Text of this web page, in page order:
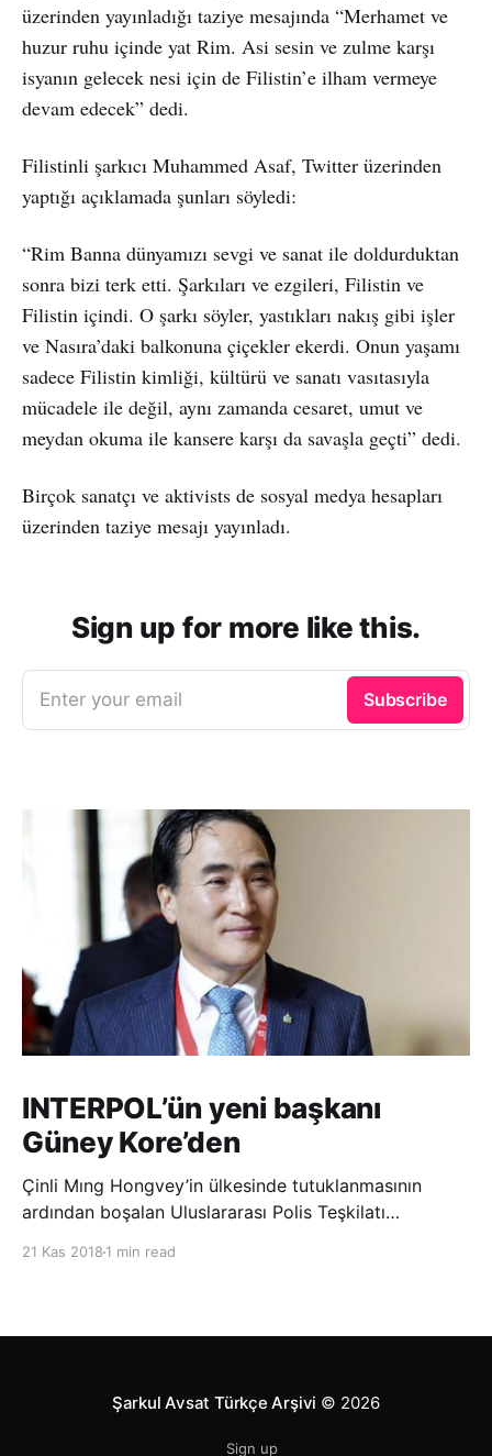
üzerinden yayınladığı taziye mesajında “Merhamet ve
huzur ruhu içinde yat Rim. Asi sesin ve zulme karşı
isyanın gelecek nesi için de Filistin’e ilham vermeye
devam edecek” dedi.
Filistinli şarkıcı Muhammed Asaf, Twitter üzerinden
yaptığı açıklamada şunları söyledi:
“Rim Banna dünyamızı sevgi ve sanat ile doldurduktan
sonra bizi terk etti. Şarkıları ve ezgileri, Filistin ve
Filistin içindi. O şarkı söyler, yastıkları nakış gibi işler
ve Nasıra’daki balkonuna çiçekler ekerdi. Onun yaşamı
sadece Filistin kimliği, kültürü ve sanatı vasıtasıyla
mücadele ile değil, aynı zamanda cesaret, umut ve
meydan okuma ile kansere karşı da savaşla geçti” dedi.
Birçok sanatçı ve aktivists de sosyal medya hesapları
üzerinden taziye mesajı yayınladı.
Sign up for more like this.
Enter your email Subscribe
INTERPOL’ün yeni başkanı
Güney Kore’den
Çinli Mıng Hongvey’in ülkesinde tutuklanmasının
ardından boşalan Uluslararası Polis Teşkilatı
21 Kas 2018 1 min read
Şarkul Avsat Türkçe Arşivi © 2026
Sign up